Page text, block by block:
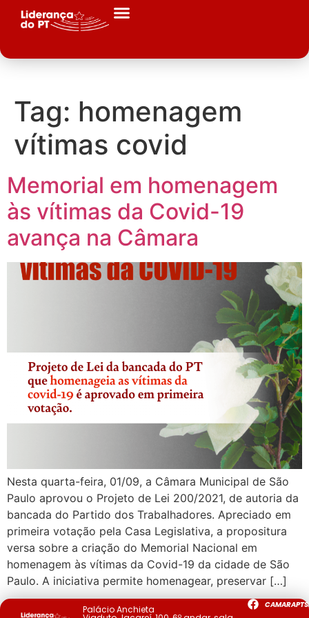
Tag: homenagem
vítimas covid
Memorial em homenagem
às vítimas da Covid-19
avança na Câmara
Nesta quarta-feira, 01/09, a Câmara Municipal de São
Paulo aprovou o Projeto de Lei 200/2021, de autoria da
bancada do Partido dos Trabalhadores. Apreciado em
primeira votação pela Casa Legislativa, a propositura
versa sobre a criação do Memorial Nacional em
homenagem às vítimas da Covid-19 da cidade de São
Paulo. A iniciativa permite homenagear, preservar […]
Palácio Anchieta